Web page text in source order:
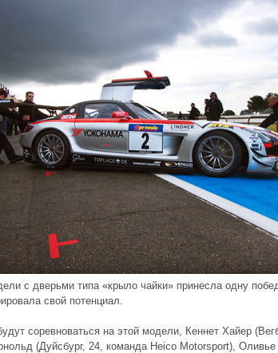
с дверьми типа «крыло чайки» принесла одну
свой потенциал.
соревноваться на этой модели, Кеннет Хайер
(Дуйсбург, 24, команда Heico Motorsport),